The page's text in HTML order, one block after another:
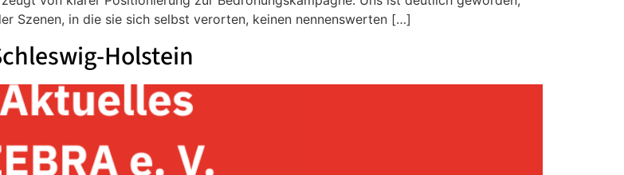
Szenen, in die sie sich selbst verorten, keinen nennenswerten […]
Holstein